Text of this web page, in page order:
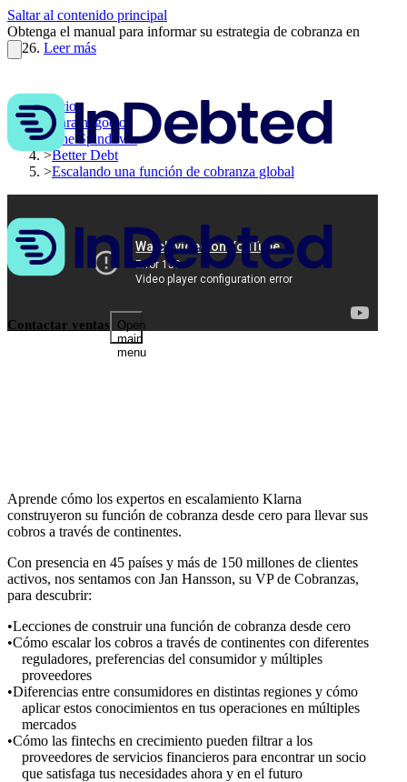
Saltar al contenido principal
Obtenga el manual para informar su estrategia de cobranza en
2026. Leer más
Contactar ventas
Open
main
menu
Inicio
>Para negocios
>The Spindown
>Better Debt
>Escalando una función de cobranza global
Aprende cómo los expertos en escalamiento Klarna
construyeron su función de cobranza desde cero para llevar sus
cobros a través de continentes.
Con presencia en 45 países y más de 150 millones de clientes
activos, nos sentamos con Jan Hansson, su VP de Cobranzas,
para descubrir:
Lecciones de construir una función de cobranza desde cero
Cómo escalar los cobros a través de continentes con diferentes
reguladores, preferencias del consumidor y múltiples
proveedores
Diferencias entre consumidores en distintas regiones y cómo
aplicar estos conocimientos en tus operaciones en múltiples
mercados
Cómo las fintechs en crecimiento pueden filtrar a los
proveedores de servicios financieros para encontrar un socio
que satisfaga tus necesidades ahora y en el futuro